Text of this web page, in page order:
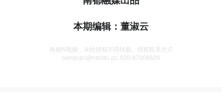
本期编辑：董淑云
南都N视频，未经授权不得转载、授权联系方式
banquan@nandu.cc. 020-87006626